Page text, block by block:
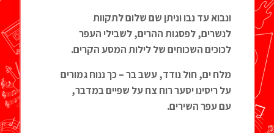
ונבוא עד נבו וניתן שם שלום לתקוות
לנשרים, לפסגות ההרים, לשבילי העפר
לכוכים השכוחים של לילות המסע הקרים.
מלח ים, חול נודד, עשב בר – כך ננוח גמורים
על ריסינו יסער רוח צח על שפיים במדבר,
עם עפר השירים.